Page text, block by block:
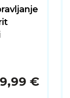
€